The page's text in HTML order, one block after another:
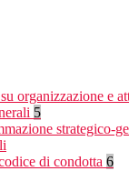
organizzazione e
5
strategico-
di condotta 6